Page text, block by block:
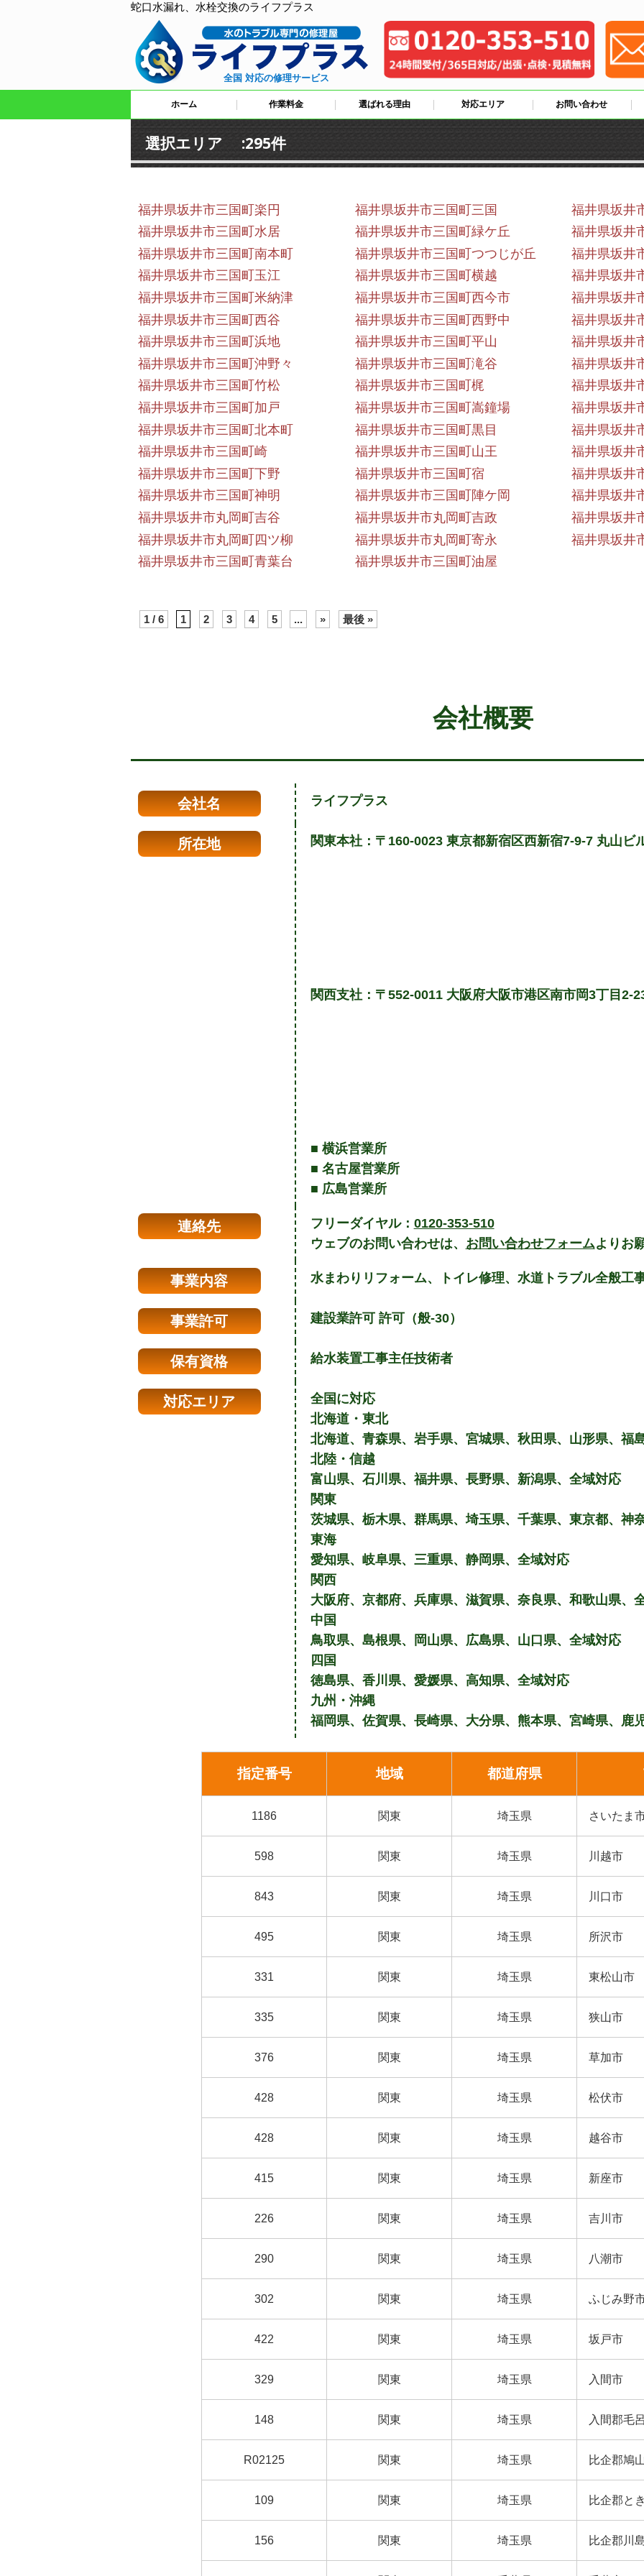
蛇口水漏れ、水栓交換のライフプラス
全国 対応の修理サービス
ホーム 作業料金 選ばれる理由 対応エリア お問い合わせ
選択エリア :295件
福井県坂井市三国町楽円 福井県坂井市三国町三国
福井県坂井
福井県坂井市三国町水居
福井県坂井市三国町緑ケ丘
福井県坂井
福井県坂井市三国町南本町
福井県坂井市三国町つつじが丘
福井県坂井
福井県坂井市三国町玉江
福井県坂井市三国町横越
福井県坂井
福井県坂井市三国町米納津
福井県坂井市三国町西今市
福井県坂井
福井県坂井市三国町西谷
福井県坂井市三国町西野中
福井県坂井
福井県坂井市三国町浜地
福井県坂井市三国町平山
福井県坂井
福井県坂井市三国町沖野々
福井県坂井市三国町滝谷
福井県坂井
福井県坂井市三国町竹松
福井県坂井市三国町梶
福井県坂井
福井県坂井市三国町加戸
福井県坂井市三国町嵩鐘場
福井県坂井
福井県坂井市三国町北本町
福井県坂井市三国町黒目
福井県坂井
福井県坂井市三国町崎
福井県坂井市三国町山王
福井県坂井
福井県坂井市三国町下野
福井県坂井市三国町宿
福井県坂井
福井県坂井市三国町神明
福井県坂井市三国町陣ケ岡
福井県坂井
福井県坂井市丸岡町吉谷
福井県坂井市丸岡町吉政
福井県坂井
福井県坂井市丸岡町四ツ柳
福井県坂井市丸岡町寄永
福井県坂井
福井県坂井市三国町青葉台
福井県坂井市三国町油屋
1 / 6 1 2 3 4 5 ... » 最後 »
会社概要
会社名 ライフプラス
所在地 関東本社：〒160-0023 東京都新宿区西新宿7-9-7 丸山ビ
関西支社：〒552-0011 大阪府大阪市港区南市岡3丁目2-
■ 横浜営業所
■ 名古屋営業所
■ 広島営業所
連絡先 フリーダイヤル： 0120-353-510
ウェブのお問い合わせは、 お問い合わせフォームよりお
事業内容 水まわりリフォーム、トイレ修理、水道トラブル全般工
事業許可 建設業許可 許可（般-30）
保有資格 給水装置工事主任技術者
対応エリア
全国に対応
北海道・東北
北海道、青森県、岩手県、宮城県、秋田県、山形県、福
北陸・信越
富山県、石川県、福井県、長野県、新潟県、全域対応
関東
茨城県、栃木県、群馬県、埼玉県、千葉県、東京都、神
東海
愛知県、岐阜県、三重県、静岡県、全域対応
関西
大阪府、京都府、兵庫県、滋賀県、奈良県、和歌山県、
中国
鳥取県、島根県、岡山県、広島県、山口県、全域対応
四国
徳島県、香川県、愛媛県、高知県、全域対応
九州・沖縄
福岡県、佐賀県、長崎県、大分県、熊本県、宮崎県、鹿
指定番号 地域 都道府県
1186 関東 埼玉県 さいたま
598 関東 埼玉県 川越市
843 関東 埼玉県 川口市
495 関東 埼玉県 所沢市
331 関東 埼玉県 東松山市
335 関東 埼玉県 狭山市
376 関東 埼玉県 草加市
428 関東 埼玉県 松伏市
428 関東 埼玉県 越谷市
415 関東 埼玉県 新座市
226 関東 埼玉県 吉川市
290 関東 埼玉県 八潮市
302 関東 埼玉県 ふじみ野
422 関東 埼玉県 坂戸市
329 関東 埼玉県 入間市
148 関東 埼玉県 入間郡毛
R02125 関東 埼玉県 比企郡鳩
109 関東 埼玉県 比企郡と
156 関東 埼玉県 比企郡川